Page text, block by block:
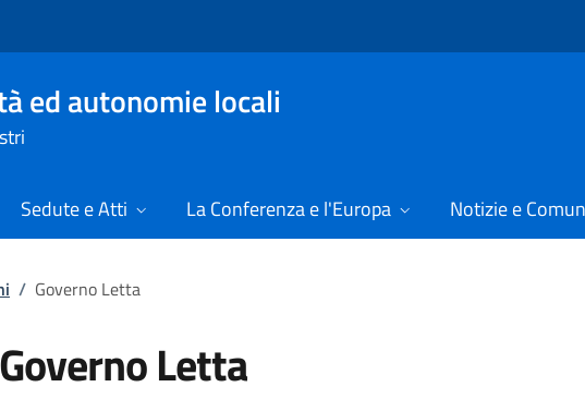
ed autonomie locali
Sedute e Atti La Conferenza e l'Europa Notizie e
/ Governo Letta
Governo Letta